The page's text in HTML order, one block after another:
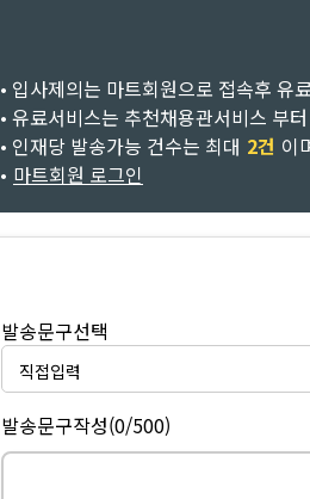
• 입사제의는 마트회원으로 접속후 유
• 유료서비스는 추천채용관서비스 부
• 인재당 발송가능 건수는 최대 2건 이
• 마트회원 로그인
발송문구선택
발송문구작성(0/500)